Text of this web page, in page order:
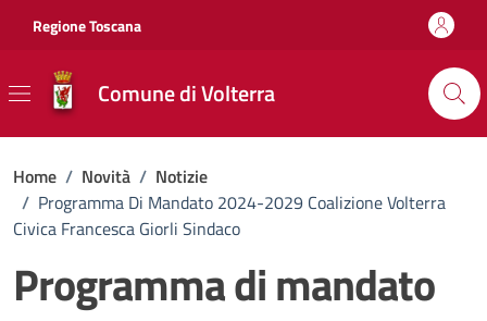
Regione Toscana
Comune di Volterra
Home / Novità / Notizie
/ Programma Di Mandato 2024-2029 Coalizione Volterra
Civica Francesca Giorli Sindaco
Programma di mandato